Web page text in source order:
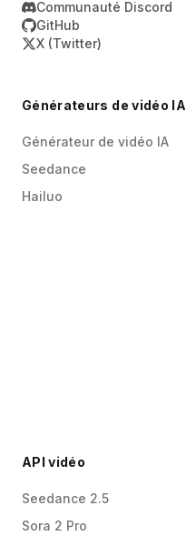
Communauté Discord
GitHub
X (Twitter)
Générateurs de vidéo IA
Générateur de vidéo IA
Seedance
Hailuo
API vidéo
Seedance 2.5
Sora 2 Pro